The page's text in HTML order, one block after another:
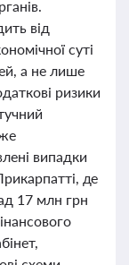
від
суті
а не лише
ризики
випадки
де
17 млн грн